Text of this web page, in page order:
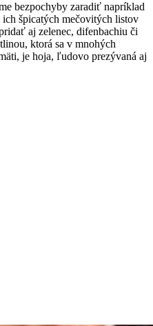
bezpochyby zaradiť napríklad
ich špicatých mečovitých listov
aj zelenec, difenbachiu či
ktorá sa v mnohých
je hoja, ľudovo prezývaná aj